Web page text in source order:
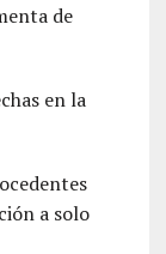
de
en la
a solo